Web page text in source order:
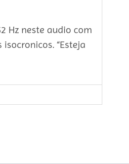
Hz neste audio com
“Esteja